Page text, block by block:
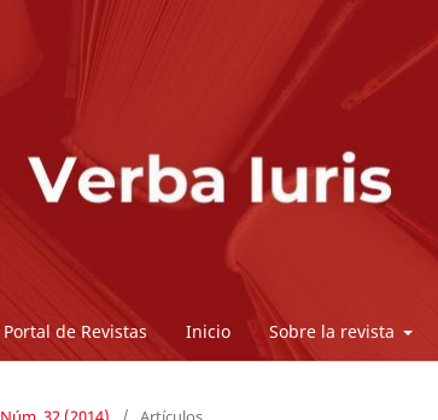
Portal de Revistas Inicio Sobre la revista